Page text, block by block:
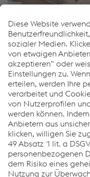
Immer
Sie wollen noch mehr
erfahren und haben
Informationen? Dann
und nutzen Sie unser
wir sind gerne für Sie